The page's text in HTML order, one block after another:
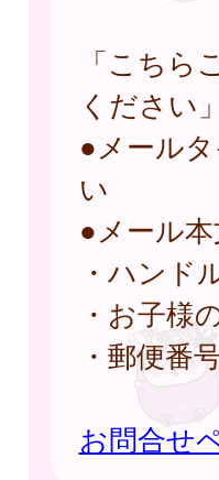
「こちら
ください」
●メール
い
●メール
・ハンド
・お子様
・郵便番
お問合せ